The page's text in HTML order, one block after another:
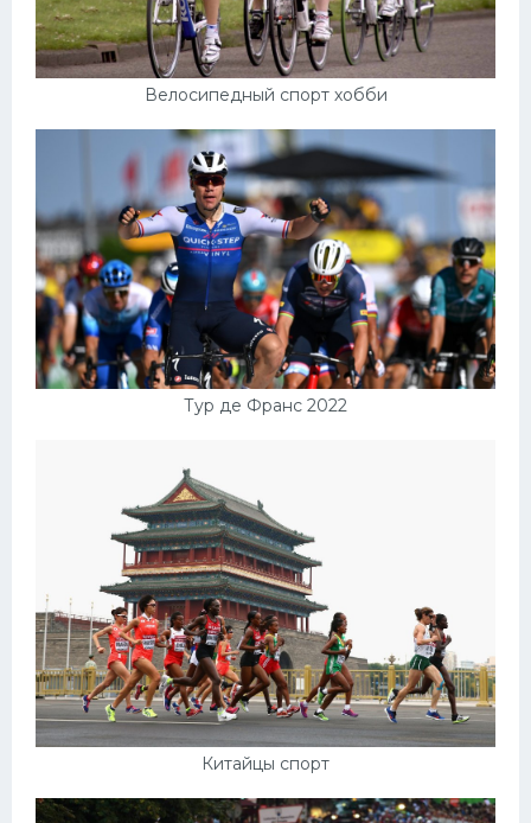
Велосипедный спорт хобби
Тур де Франс 2022
Китайцы спорт